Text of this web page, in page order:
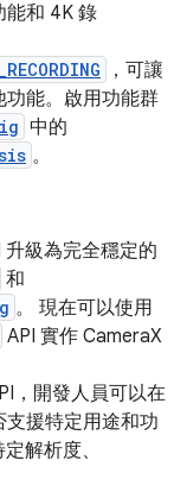
能和 4K 錄
，可讓
功能。啟用功能群
中的
。
升級為完全穩定的
和
。 現在可以使用
API 實作 CameraX
，開發人員可以在
援特定用途和功
解析度、